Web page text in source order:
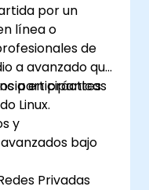
de red para
mediante
por un
línea o
de
a avanzado que
en prácticas
Linux.
participantes
y
bajo
Privadas